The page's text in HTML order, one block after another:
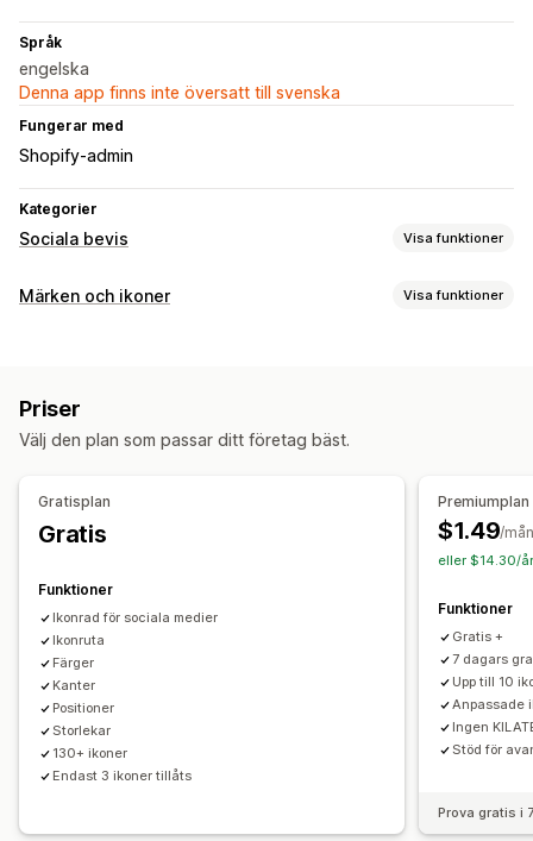
Språk
engelska
Denna app finns inte översatt till svenska
Fungerar med
Shopify-admin
Kategorier
Sociala bevis Visa funktioner
Innehållstyper
Anpassade layouter
Märken och ikoner Visa funktioner
Position av ikon
Anpassade sidor
Varukorgssida
Landningssidor Produktsidor
Priser
Välj den plan som passar ditt företag bäst.
Gratisplan
Gratis
Funktioner
Ikonrad för sociala medier
Ikonruta
Färger
Kanter
Positioner
Storlekar
130+ ikoner
Endast 3 ikoner tillåts
Premiumplan
$1.49/
eller $14.30/
Funktioner
Gratis +
7 dagars
Upp till 10
Anpassade
Ingen
Stöd för
Prova gratis i